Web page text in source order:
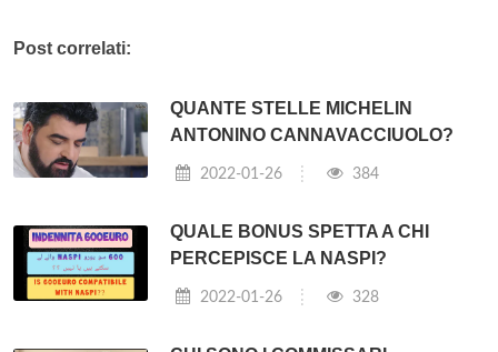
Post correlati:
QUANTE STELLE MICHELIN
ANTONINO CANNAVACCIUOLO?
2022-01-26 384
QUALE BONUS SPETTA A CHI
PERCEPISCE LA NASPI?
2022-01-26 328